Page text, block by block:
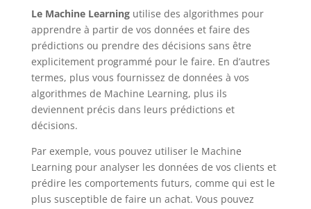
Le Machine Learningutilise des algorithmes pour
apprendre à partir de vos données et faire des
prédictions ou prendre des décisions sans être
explicitement programmé pour le faire. En d’autres
termes, plus vous fournissez de données à vos
algorithmes de Machine Learning, plus ils
deviennent précis dans leurs prédictions et
décisions.
Par exemple, vous pouvez utiliser le Machine
Learning pour analyser les données de vos clients et
prédire les comportements futurs, comme qui est le
plus susceptible de faire un achat. Vous pouvez